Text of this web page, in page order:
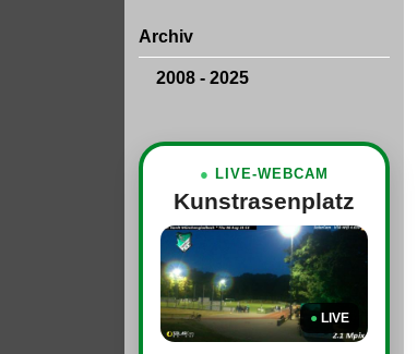
Archiv
2008 - 2025
● LIVE-WEBCAM
Kunstrasenplatz
● LIVE